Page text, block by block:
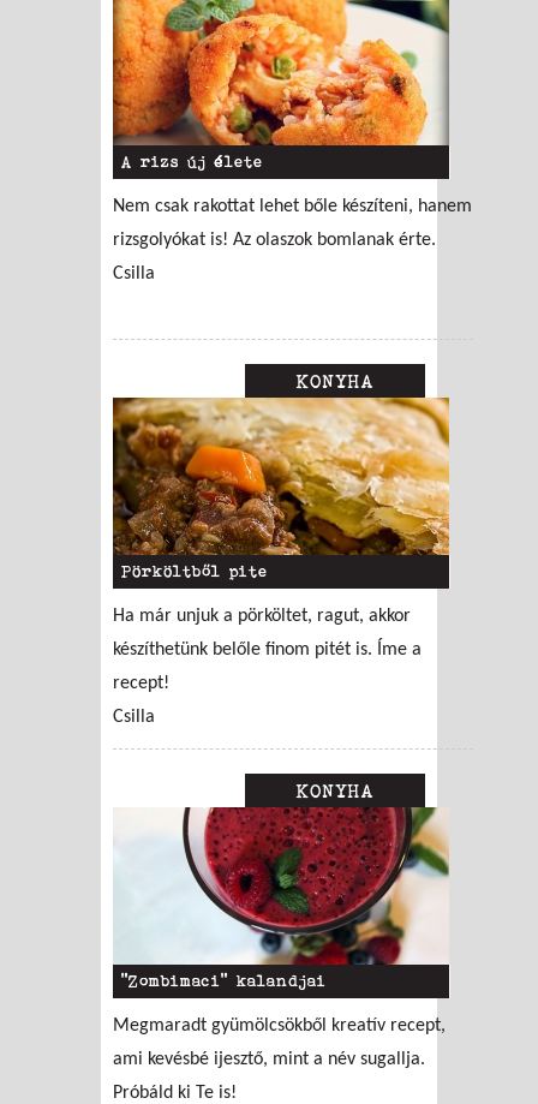
A rizs új élete
Nem csak rakottat lehet bőle készíteni, hanem
rizsgolyókat is! Az olaszok bomlanak érte.
Csilla
KONYHA
Pörköltből pite
Ha már unjuk a pörköltet, ragut, akkor
készíthetünk belőle finom pitét is. Íme a
recept!
Csilla
KONYHA
"Zombimaci" kalandjai
Megmaradt gyümölcsökből kreatív recept,
ami kevésbé ijesztő, mint a név sugallja.
Próbáld ki Te is!